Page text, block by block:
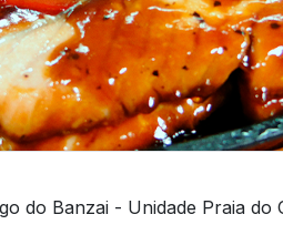
do Banzai - Unidade Praia do